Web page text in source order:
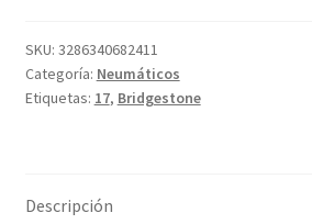
SKU: 3286340682411
Categoría: Neumáticos
Etiquetas: 17, Bridgestone
Descripción